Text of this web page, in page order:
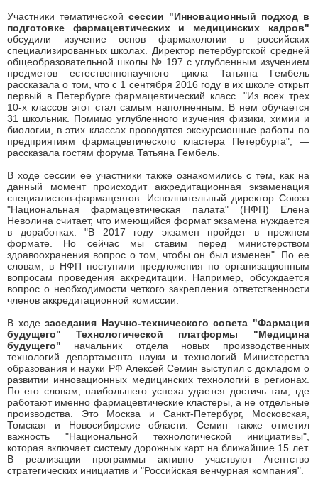
Участники тематической сессии "Инновационный подход в
подготовке фармацевтических и медицинских кадров"
обсудили изучение основ фармакологии в российских
специализированных школах. Директор петербургской средней
общеобразовательной школы № 197 с углубленным изучением
предметов естественнонаучного цикла Татьяна Гембель
рассказала о том, что с 1 сентября 2016 году в их школе открыт
первый в Петербурге фармацевтический класс. "Из всех трех
10-х классов этот стал самым наполненным. В нем обучается
31 школьник. Помимо углубленного изучения физики, химии и
биологии, в этих классах проводятся экскурсионные работы по
предприятиям фармацевтического кластера Петербурга", —
рассказала гостям форума Татьяна Гембель.
В ходе сессии ее участники также ознакомились с тем, как на
данный момент происходит аккредитационная экзаменация
специалистов-фармацевтов. Исполнительный директор Союза
"Национальная фармацевтическая палата" (НФП) Елена
Неволина считает, что имеющийся формат экзамена нуждается
в доработках. "В 2017 году экзамен пройдет в прежнем
формате. Но сейчас мы ставим перед министерством
здравоохранения вопрос о том, чтобы он был изменен". По ее
словам, в НФП поступили предложения по организационным
вопросам проведения аккредитации. Например, обсуждается
вопрос о необходимости четкого закрепления ответственности
членов аккредитационной комиссии.
В ходезаседания Научно-технического совета "Фармация
будущего" Технологической платформы "Медицина
будущего" начальник отдела новых производственных
технологий департамента науки и технологий Министерства
образования и науки РФ Алексей Семин выступил с докладом о
развитии инновационных медицинских технологий в регионах.
По его словам, наибольшего успеха удается достичь там, где
работают именно фармацевтические кластеры, а не отдельные
производства. Это Москва и Санкт-Петербург, Московская,
Томская и Новосибирские области. Семин также отметил
важность "Национальной технологической инициативы",
которая включает систему дорожных карт на ближайшие 15 лет.
В реализации программы активно участвуют Агентство
стратегических инициатив и "Российская венчурная компания".